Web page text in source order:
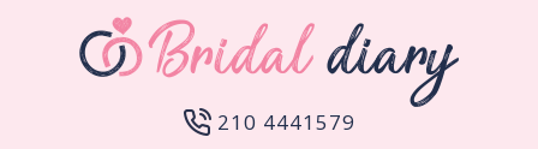
210 4441579